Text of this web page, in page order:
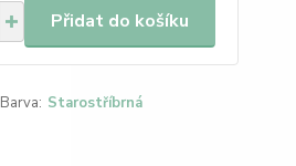
Přidat do košíku
Barva: Starostříbrná